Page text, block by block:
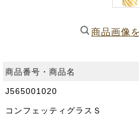
商品画像
商品番号・商品名
J565001020
コンフェッティグラスＳ